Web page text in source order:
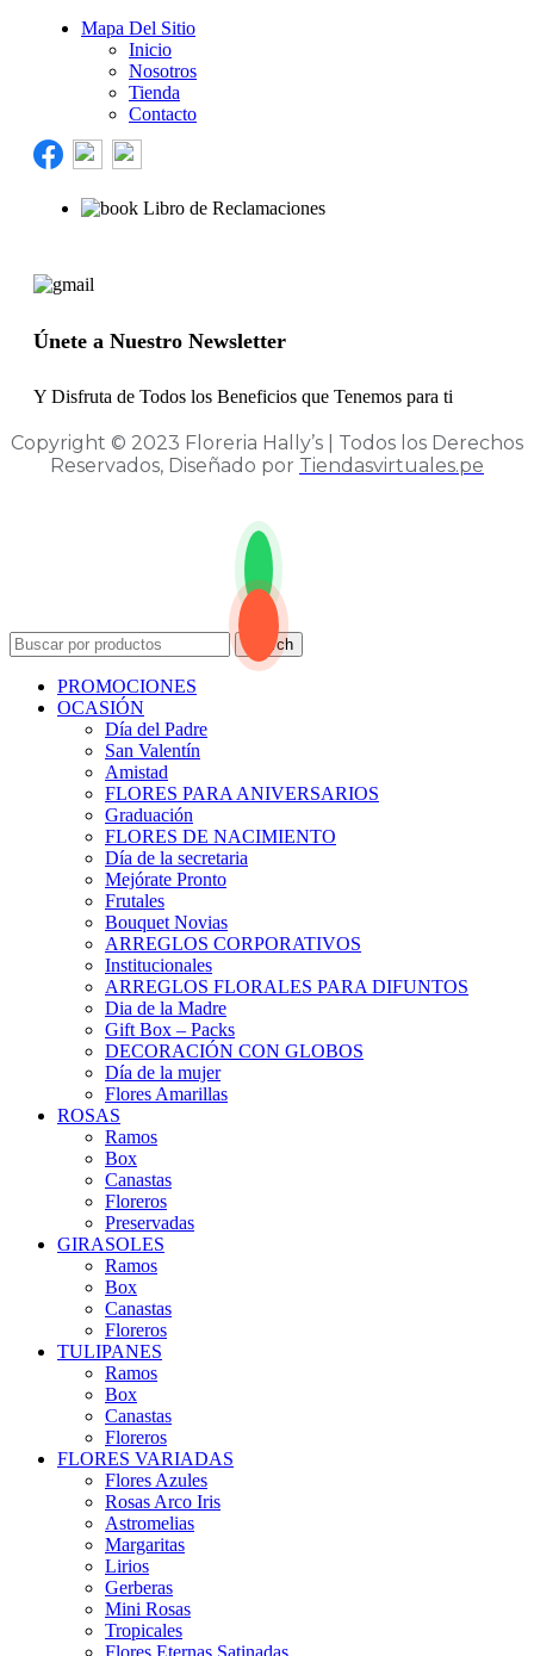
Mapa Del Sitio
Inicio
Nosotros
Tienda
Contacto
Libro de Reclamaciones
Únete a Nuestro Newsletter
Y Disfruta de Todos los Beneficios que Tenemos para ti
Copyright © 2023 Floreria Hally’s | Todos los Derechos
Reservados, Diseñado por Tiendasvirtuales.pe
Search
PROMOCIONES
OCASIÓN
Día del Padre
San Valentín
Amistad
FLORES PARA ANIVERSARIOS
Graduación
FLORES DE NACIMIENTO
Día de la secretaria
Mejórate Pronto
Frutales
Bouquet Novias
ARREGLOS CORPORATIVOS
Institucionales
ARREGLOS FLORALES PARA DIFUNTOS
Dia de la Madre
Gift Box – Packs
DECORACIÓN CON GLOBOS
Día de la mujer
Flores Amarillas
ROSAS
Ramos
Box
Canastas
Floreros
Preservadas
GIRASOLES
Ramos
Box
Canastas
Floreros
TULIPANES
Ramos
Box
Canastas
Floreros
FLORES VARIADAS
Flores Azules
Rosas Arco Iris
Astromelias
Margaritas
Lirios
Gerberas
Mini Rosas
Tropicales